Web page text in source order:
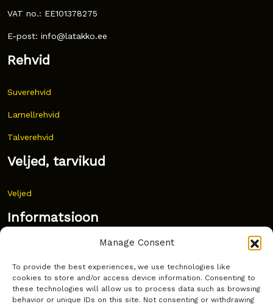
Manage Consent
To provide the best experiences, we use technologies like
cookies to store and/or access device information. Consenting to
these technologies will allow us to process data such as browsing
behavior or unique IDs on this site. Not consenting or withdrawing
VAT no.: EE101378275
E-post: info@latakko.ee
Rehvid
Suverehvid
Lamellrehvid
Talverehvid
Veljed, tarvikud
Veljed
Informatsioon
Korduma kippuvad küsimused
Kust osta?